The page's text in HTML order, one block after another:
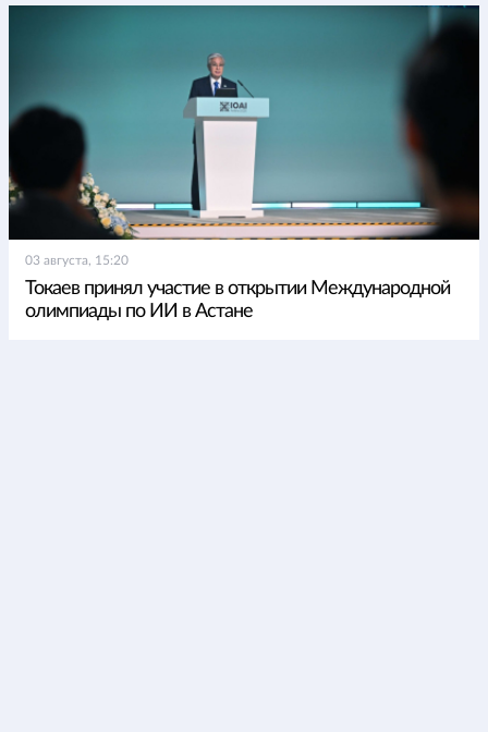
03 августа, 15:20
Токаев принял участие в открытии Международной
олимпиады по ИИ в Астане